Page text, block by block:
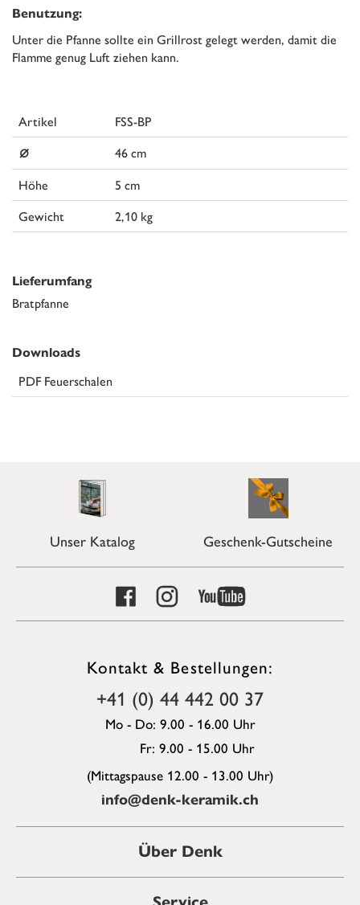
Benutzung:
Unter die Pfanne sollte ein Grillrost gelegt werden, damit die
Flamme genug Luft ziehen kann.
Artikel FSS-BP
⌀
46 cm
Höhe
5 cm
Gewicht
2,10 kg
Lieferumfang
Bratpfanne
Downloads
PDF Feuerschalen
Unser Katalog Geschenk-Gutscheine
Kontakt & Bestellungen:
+41 (0) 44 442 00 37
Mo - Do: 9.00 - 16.00 Uhr
Fr: 9.00 - 15.00 Uhr
(Mittagspause 12.00 - 13.00 Uhr)
info@denk-keramik.ch
Über Denk